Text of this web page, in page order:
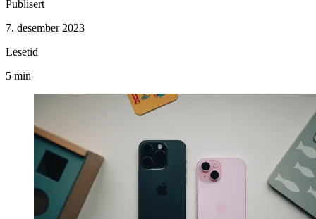
Publisert
7. desember 2023
Lesetid
5 min